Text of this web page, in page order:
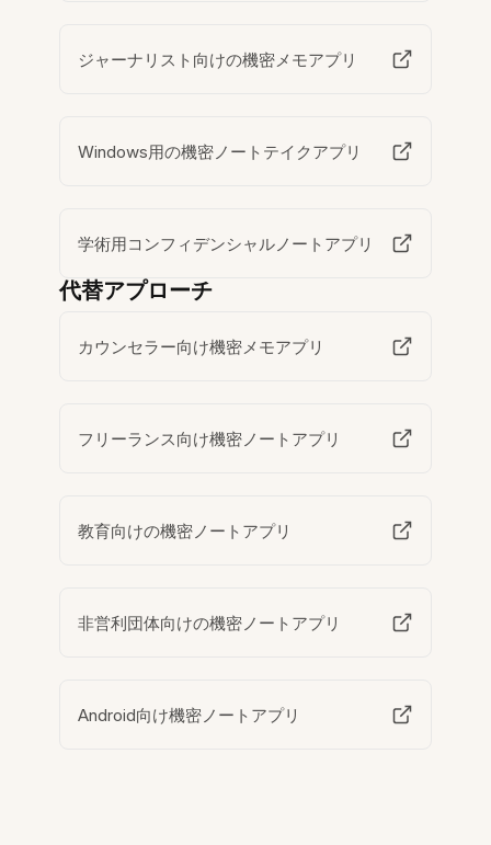
ジャーナリスト向けの機密メモアプリ
Windows用の機密ノートテイクアプリ
学術用コンフィデンシャルノートアプリ
代替アプローチ
カウンセラー向け機密メモアプリ
フリーランス向け機密ノートアプリ
教育向けの機密ノートアプリ
非営利団体向けの機密ノートアプリ
Android向け機密ノートアプリ